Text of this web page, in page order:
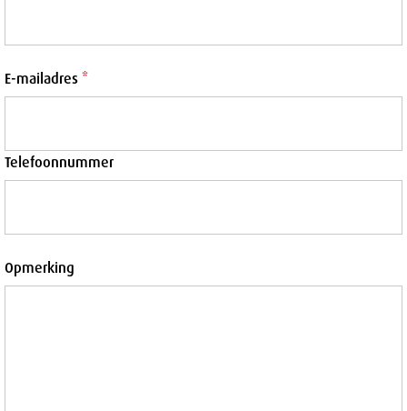
E-mailadres *
Telefoonnummer
Opmerking